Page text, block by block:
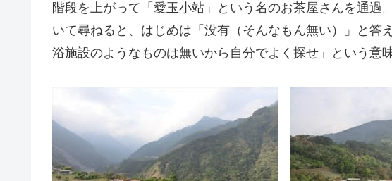
階段を上がって「愛玉小站」という名のお茶屋さんを通過
いて尋ねると、はじめは「没有（そんなもん無い）」と答
浴施設のようなものは無いから自分でよく探せ」という意